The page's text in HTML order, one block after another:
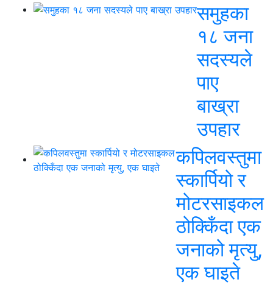
समुहका
१८ जना
सदस्यले
पाए
बाख्रा
उपहार
कपिलवस्तुमा
स्कार्पियो र
मोटरसाइकल
ठोक्किँदा एक
जनाको मृत्यु,
एक घाइते